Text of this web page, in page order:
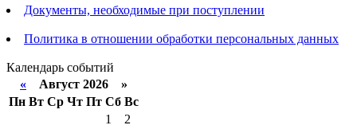
Документы, необходимые при поступлении
Политика в отношении обработки персональных данных
Календарь событий
« Август 2026 »
Пн Вт Ср Чт Пт Сб Вс
1
2